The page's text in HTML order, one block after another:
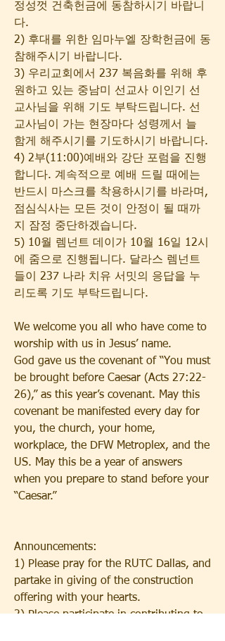
정성껏 건축헌금에 동참하시기 바랍니
다.
2) 후대를 위한 임마누엘 장학헌금에 동
참해주시기 바랍니다.
3) 우리교회에서 237 복음화를 위해 후
원하고 있는 중남미 선교사 이인기 선
교사님을 위해 기도 부탁드립니다. 선
교사님이 가는 현장마다 성령께서 늘
4) 2부(11:00)예배와 강단 포럼을 진행
합니다. 계속적으로 예배 드릴 때에는
반드시 마스크를 착용하시기를 바라며,
점심식사는 모든 것이 안정이 될 때까
지 잠정 중단하겠습니다.
5) 10월 렘넌트 데이가 10월 16일 12시
에 줌으로 진행됩니다. 달라스 렘넌트
들이 237 나라 치유 서밋의 응답을 누
리도록 기도 부탁드립니다.
We welcome you all who have come to
worship with us in Jesus’ name.
God gave us the covenant of “You must
be brought before Caesar (Acts 27:22-
26),” as this year’s covenant. May this
covenant be manifested every day for
you, the church, your home,
workplace, the DFW Metroplex, and the
US. May this be a year of answers
when you prepare to stand before your
“Caesar.”
Announcements:
1) Please pray for the RUTC Dallas, and
partake in giving of the construction
offering with your hearts.
2) Please participate in contributing to